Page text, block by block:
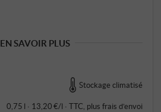
EN SAVOIR PLUS
Stockage climatisé
0,75 l · 13,20 €/l · TTC, plus frais d’envoi